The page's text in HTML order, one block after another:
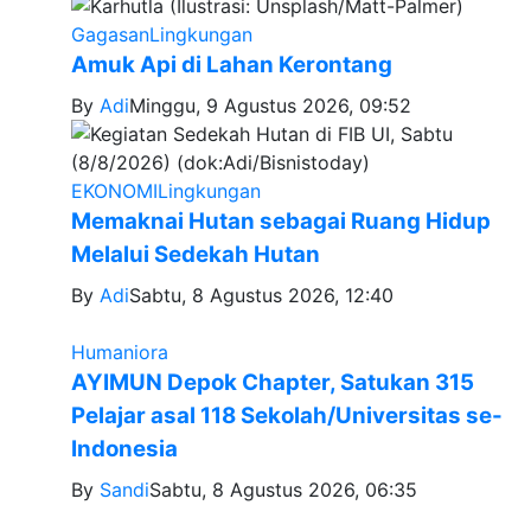
GagasanLingkungan
Amuk Api di Lahan Kerontang
By AdiMinggu, 9 Agustus 2026, 09:52
EKONOMILingkungan
Memaknai Hutan sebagai Ruang Hidup
Melalui Sedekah Hutan
By AdiSabtu, 8 Agustus 2026, 12:40
Humaniora
AYIMUN Depok Chapter, Satukan 315
Pelajar asal 118 Sekolah/Universitas se-
Indonesia
By SandiSabtu, 8 Agustus 2026, 06:35